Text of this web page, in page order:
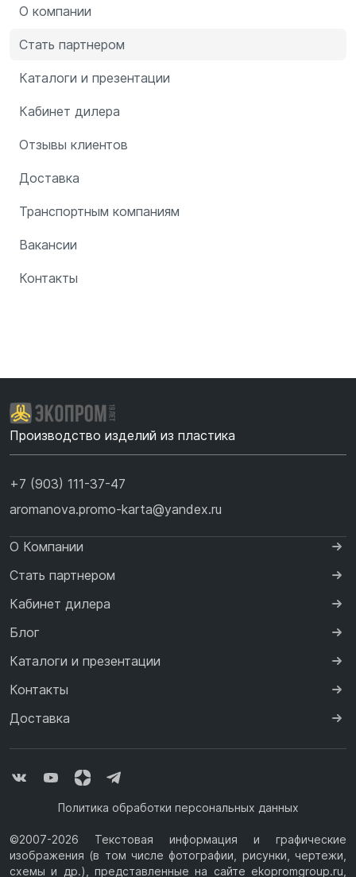
О компании
Стать партнером
Каталоги и презентации
Кабинет дилера
Отзывы клиентов
Доставка
Транспортным компаниям
Вакансии
Контакты
Производство изделий из пластика
+7 (903) 111-37-47
aromanova.promo-karta@yandex.ru
О Компании
Стать партнером
Кабинет дилера
Блог
Каталоги и презентации
Контакты
Доставка
Политика обработки персональных данных
©2007-2026 Текстовая информация и графические
изображения (в том числе фотографии, рисунки, чертежи,
схемы и др.), представленные на сайте ekopromgroup.ru,